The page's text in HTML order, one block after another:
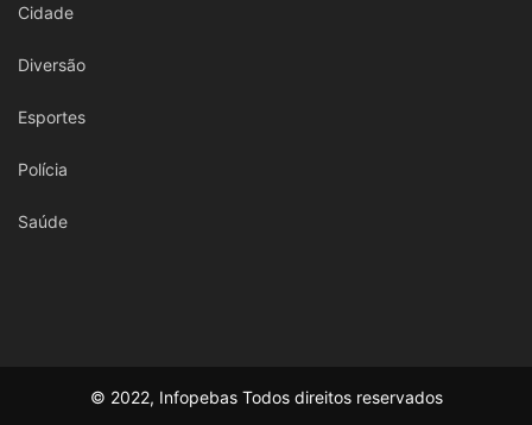
Cidade
Diversão
Esportes
Polícia
Saúde
© 2022, Infopebas Todos direitos reservados